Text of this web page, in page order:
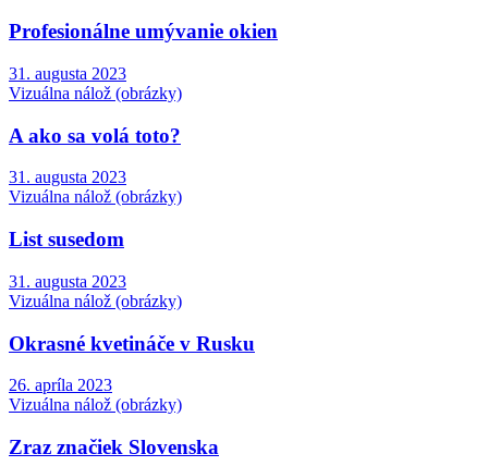
Profesionálne umývanie okien
31. augusta 2023
Vizuálna nálož (obrázky)
A ako sa volá toto?
31. augusta 2023
Vizuálna nálož (obrázky)
List susedom
31. augusta 2023
Vizuálna nálož (obrázky)
Okrasné kvetináče v Rusku
26. apríla 2023
Vizuálna nálož (obrázky)
Zraz značiek Slovenska